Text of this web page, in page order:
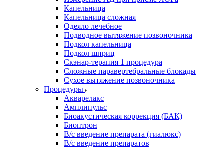
Капельница
Капельница сложная
Одеяло лечебное
Подводное вытяжение позвоночника
Подкол капельница
Подкол шприц
Скэнар-терапия 1 процедура
Сложные паравертебральные блокады
Сухое вытяжение позвоночника
Процедуры
Акварелакс
Амплипульс
Биоакустическая коррекция (БАК)
Биоптрон
В/с введение препарата (гиалюкс)
В/с введение препаратов